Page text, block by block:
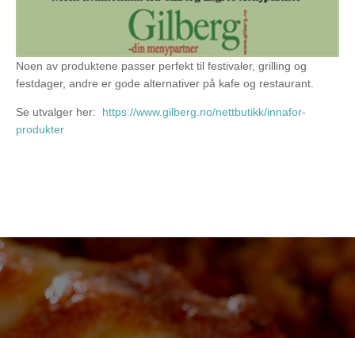
Noen av produktene passer perfekt til festivaler, grilling og
festdager, andre er gode alternativer på kafe og restaurant.
Se utvalger her: https://www.gilberg.no/nettbutikk/innafor-
produkter